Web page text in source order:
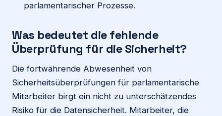
parlamentarischer Prozesse.
Was bedeutet die fehlende
Überprüfung für die Sicherheit?
Die fortwährende Abwesenheit von
Sicherheitsüberprüfungen für parlamentarische
Mitarbeiter birgt ein nicht zu unterschätzendes
Risiko für die Datensicherheit. Mitarbeiter, die